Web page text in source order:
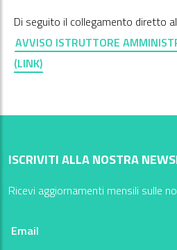
Di seguito il collegamento diretto
AVVISO ISTRUTTORE
(LINK)
ISCRIVITI ALLA NOSTRA
Ricevi aggiornamenti mensili sulle
Email